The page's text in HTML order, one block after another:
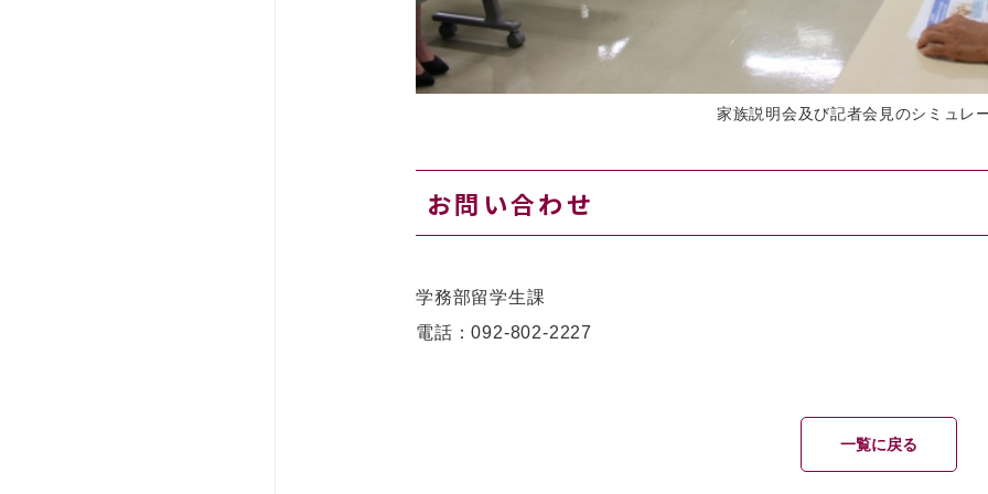
家族説明会及び記者会見のシミュレ
お問い合わせ
学務部留学生課
電話：092-802-2227
一覧に戻る